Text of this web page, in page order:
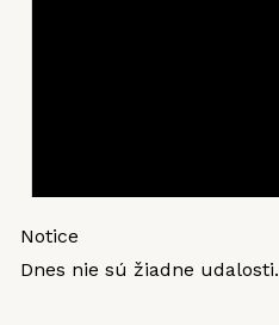
Notice
Dnes nie sú žiadne udalosti.